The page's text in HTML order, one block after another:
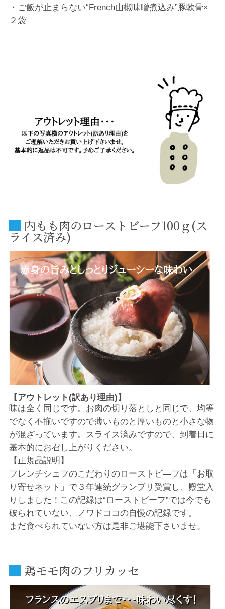
・ご飯が止まらない“French山椒味噌煮込み”豚軟骨×
２袋
内もも肉のローストビーフ100ｇ(ス
ライス済み)
【アウトレット(訳あり理由)】
味は全く同じです。お肉の切り落としと同じで、均等
でなく不揃いですので薄いものと厚いものと小さな物
が混ざっています。スライス済みですので、到着日に
基本的にお召し上がりください。
【正規品説明】
フレンチシェフのこだわりのローストビ―フは「お取
り寄せネット」で３年連続グランプリ受賞し、殿堂入
りしました！この記録は“ローストビーフ”では今でも
破られていない、ノワドココの自慢の記録です。
まだ食べられていない方は是非ご堪能下さいませ。
鶏モモ肉のフリカッセ